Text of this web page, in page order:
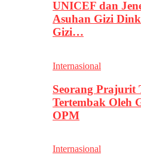
UNICEF dan
Asuhan Gizi
Gizi…
Internasional
Seorang Prajurit
Tertembak Oleh
OPM
Internasional